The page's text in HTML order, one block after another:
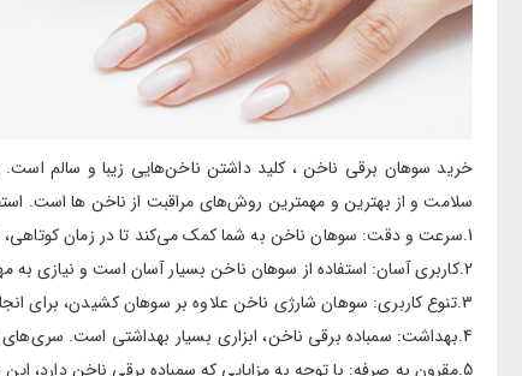
خرید سوهان برقی ناخن ، کلید داشتن ناخن‌هایی زیبا و سالم
سلامت و از بهترین و مهمترین روش‌های مراقبت از ناخن ها است.
1.سرعت و دقت: سوهان ناخن به شما کمک می‌کند تا در زمان کوتاهی، ناخن‌های خود را به شکل دلخواه درآورید. دقت این دستگاه نیز بسیار بالا است و می‌توانید ظریف‌ترین جزئیات را نیز با آن سوهان بکشید.
2.کاربری آسان: استفاده از سوهان ناخن بسیار آسان است و نیازی به مهارت خاصی ندارد. حتی افراد مبتدی نیز می‌توانند به راحتی از این دستگاه استفاده کنند.
3.تنوع کاربری: سوهان شارژی ناخن علاوه بر سوهان کشیدن، برای انجام کارهای دیگری مانند پاک کردن لاک، صاف کردن سطح ناخن، از بین بردن پوست‌های مرده اطراف ناخن و …. نیز کاربرد دارد.
4.بهداشت: سمباده برقی ناخن، ابزاری بسیار بهداشتی است. سری‌های این دستگاه قابل تعویض هستند و پس از هر بار استفاده می‌توان آن‌ها را ضدعفونی کرد.
5.مقرون به صرفه: با توجه به مزایایی که سمباده برقی ناخن دارد، این دستگاه قیمتی بسیار مناسب و مقرون به صرفه دارد.